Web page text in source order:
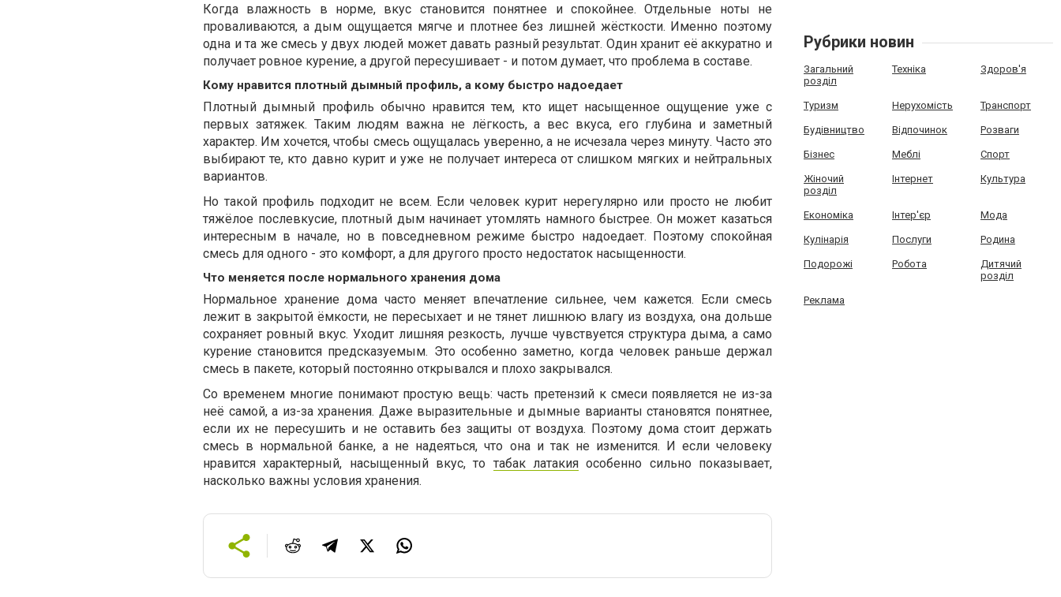
Когда влажность в норме, вкус становится понятнее и спокойнее. Отдельные ноты не
проваливаются, а дым ощущается мягче и плотнее без лишней жёсткости. Именно поэтому
одна и та же смесь у двух людей может давать разный результат. Один хранит её аккуратно и
получает ровное курение, а другой пересушивает - и потом думает, что проблема в составе.
Кому нравится плотный дымный профиль, а кому быстро надоедает
Плотный дымный профиль обычно нравится тем, кто ищет насыщенное ощущение уже с
первых затяжек. Таким людям важна не лёгкость, а вес вкуса, его глубина и заметный
характер. Им хочется, чтобы смесь ощущалась уверенно, а не исчезала через минуту. Часто это
выбирают те, кто давно курит и уже не получает интереса от слишком мягких и нейтральных
вариантов.
Но такой профиль подходит не всем. Если человек курит нерегулярно или просто не любит
тяжёлое послевкусие, плотный дым начинает утомлять намного быстрее. Он может казаться
интересным в начале, но в повседневном режиме быстро надоедает. Поэтому спокойная
смесь для одного - это комфорт, а для другого просто недостаток насыщенности.
Что меняется после нормального хранения дома
Нормальное хранение дома часто меняет впечатление сильнее, чем кажется. Если смесь
лежит в закрытой ёмкости, не пересыхает и не тянет лишнюю влагу из воздуха, она дольше
сохраняет ровный вкус. Уходит лишняя резкость, лучше чувствуется структура дыма, а само
курение становится предсказуемым. Это особенно заметно, когда человек раньше держал
смесь в пакете, который постоянно открывался и плохо закрывался.
Со временем многие понимают простую вещь: часть претензий к смеси появляется не из-за
неё самой, а из-за хранения. Даже выразительные и дымные варианты становятся понятнее,
если их не пересушить и не оставить без защиты от воздуха. Поэтому дома стоит держать
смесь в нормальной банке, а не надеяться, что она и так не изменится. И если человеку
нравится характерный, насыщенный вкус, то табак латакия особенно сильно показывает,
насколько важны условия хранения.
Рубрики новин
Загальний
розділ
Техніка Здоров'я
Туризм Нерухомість Транспорт
Будівництво Відпочинок Розваги
Бізнес Меблі Спорт
Жіночий
розділ
Інтернет Культура
Економіка Інтер'єр Мода
Кулінарія Послуги Родина
Подорожі Робота
Дитячий
розділ
Реклама